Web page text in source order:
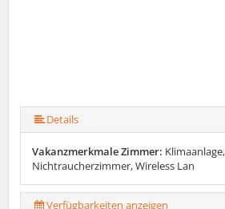
Details
Vakanzmerkmale Zimmer: Klimaanlage,
Nichtraucherzimmer, Wireless Lan
Verfügbarkeiten anzeigen